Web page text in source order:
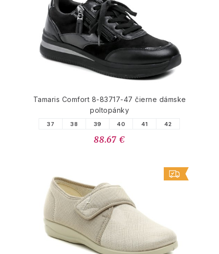
Tamaris Comfort 8-83717-47 čierne dámske
poltopánky
37 38 39 40 41 42
88.67 €